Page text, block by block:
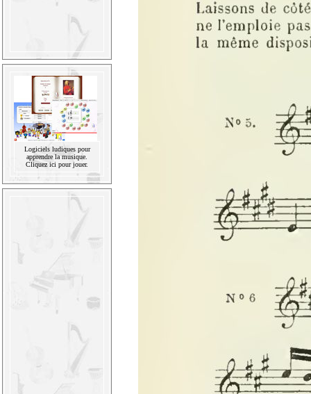
Logiciels ludiques pour
apprendre la musique.
Cliquez ici pour jouer.